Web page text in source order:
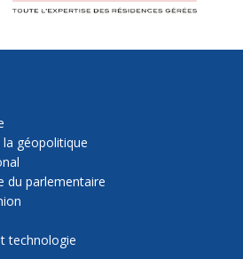
géopolitique
du parlementaire
technologie